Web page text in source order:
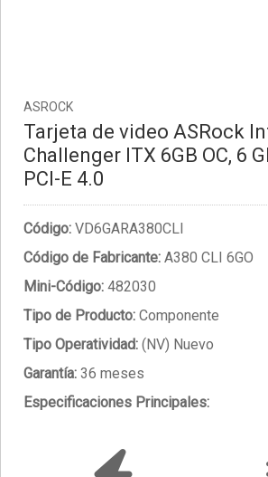
ASROCK
Tarjeta de video ASRock
Challenger ITX 6GB OC, 6
PCI-E 4.0
Código: VD6GARA380CLI
Código de Fabricante: A380 CLI 6GO
Mini-Código: 482030
Tipo de Producto: Componente
Tipo Operatividad: (NV) Nuevo
Garantía: 36 meses
Especificaciones Principales: